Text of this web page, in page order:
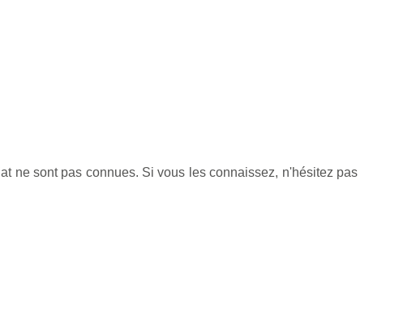
ne sont pas connues. Si vous les connaissez, n'hésitez pas